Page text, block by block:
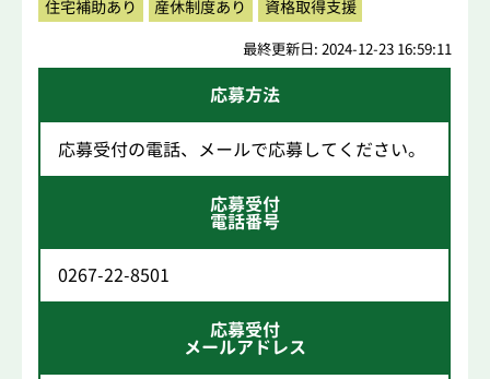
住宅補助あり
産休制度あり 資格取得支援
最終更新日: 2024-12-23 16:59:11
応募方法
応募受付の電話、メールで応募してください。
応募受付
電話番号
0267-22-8501
応募受付
メールアドレス